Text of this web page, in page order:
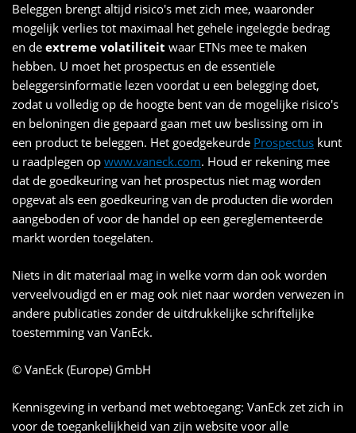
Beleggen brengt altijd risico's met zich mee, waaronder
mogelijk verlies tot maximaal het gehele ingelegde bedrag
en de extreme volatiliteit waar ETNs mee te maken
hebben. U moet het prospectus en de essentiële
beleggersinformatie lezen voordat u een belegging doet,
zodat u volledig op de hoogte bent van de mogelijke risico's
en beloningen die gepaard gaan met uw beslissing om in
een product te beleggen. Het goedgekeurde Prospectus kunt
u raadplegen op www.vaneck.com. Houd er rekening mee
dat de goedkeuring van het prospectus niet mag worden
opgevat als een goedkeuring van de producten die worden
aangeboden of voor de handel op een gereglementeerde
markt worden toegelaten.
Niets in dit materiaal mag in welke vorm dan ook worden
verveelvoudigd en er mag ook niet naar worden verwezen in
andere publicaties zonder de uitdrukkelijke schriftelijke
toestemming van VanEck.
© VanEck (Europe) GmbH
Kennisgeving in verband met webtoegang: VanEck zet zich in
voor de toegankelijkheid van zijn website voor alle